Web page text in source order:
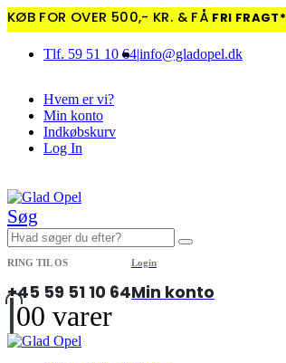
KØB FOR OVER 500,- KR. & FÅ FRI FRAGT*
Tlf. 59 51 10 64|info@gladopel.dk
Hvem er vi?
Min konto
Indkøbskurv
Log In
Søg
RING TIL OS
+45 59 51 10 64
Login
Min konto
00 varer